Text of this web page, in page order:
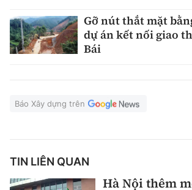
Gỡ nút thắt mặt
dự án kết nối giao
Bái
Báo Xây dựng trên
TIN LIÊN QUAN
Hà Nội thêm